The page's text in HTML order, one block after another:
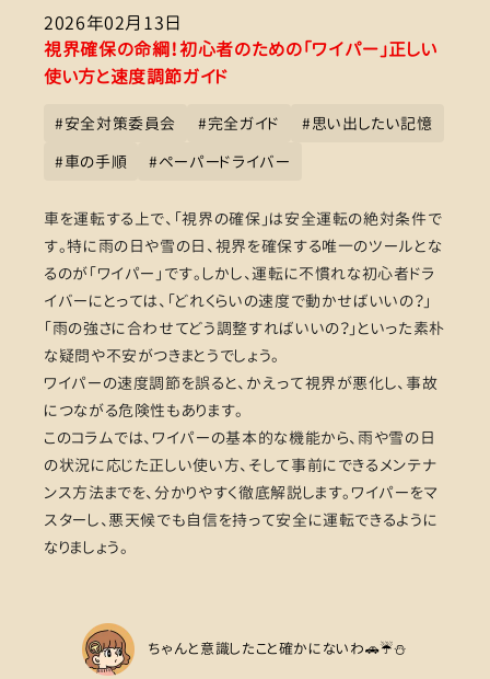
2026年02月13日
視界確保の命綱！初心者のための「ワイパー」正しい
使い方と速度調節ガイド
#安全対策委員会 #完全ガイド #思い出したい記憶
#車の手順 #ペーパードライバー
車を運転する上で、「視界の確保」は安全運転の絶対条件で
す。特に雨の日や雪の日、視界を確保する唯一のツールとな
るのが「ワイパー」です。しかし、運転に不慣れな初心者ドラ
イバーにとっては、「どれくらいの速度で動かせばいいの？」
「雨の強さに合わせてどう調整すればいいの？」といった素朴
な疑問や不安がつきまとうでしょう。
ワイパーの速度調節を誤ると、かえって視界が悪化し、事故
につながる危険性もあります。
このコラムでは、ワイパーの基本的な機能から、雨や雪の日
の状況に応じた正しい使い方、そして事前にできるメンテナ
ンス方法までを、分かりやすく徹底解説します。ワイパーをマ
スターし、悪天候でも自信を持って安全に運転できるように
なりましょう。
ちゃんと意識したこと確かにないわ🚗☔️⛄️